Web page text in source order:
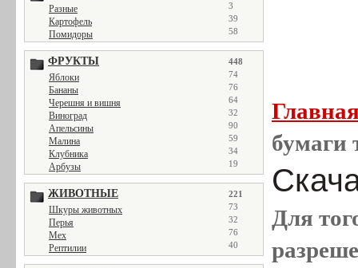
Разные 3
Картофель 39
Помидоры 58
ФРУКТЫ 448
Яблоки 74
Бананы 76
Черешня и вишня 64
Виноград 32
Апельсины 90
Малина 59
Клубника 34
Арбузы 19
ЖИВОТНЫЕ 221
Шкуры животных 73
Перья 32
Мех 76
Рептилии 40
бумаги
Для